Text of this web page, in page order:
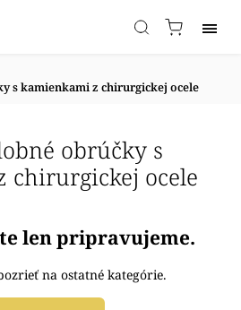
s kamienkami z chirurgickej ocele
obrúčky s
chirurgickej ocele
len pripravujeme.
na ostatné kategórie.